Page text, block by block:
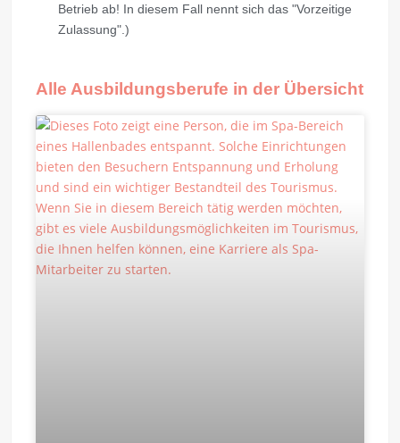
Betrieb ab! In diesem Fall nennt sich das "Vorzeitige
Zulassung".)
Alle Ausbildungsberufe in der Übersicht